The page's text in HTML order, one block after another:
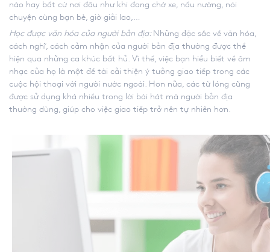
nào hay bất cứ nơi đâu như khi đang chờ xe, nấu nướng, nói
chuyện cùng bạn bè, giờ giải lao,…
Học được văn hóa của người bản địa: Những đặc sắc về văn hóa,
cách nghĩ, cách cảm nhận của người bản địa thường được thể
hiện qua những ca khúc bất hủ. Vì thế, việc bạn hiểu biết về âm
nhạc của họ là một đề tài cải thiện ý tưởng giao tiếp trong các
cuộc hội thoại với người nước ngoài. Hơn nữa, các từ lóng cũng
được sử dụng khá nhiều trong lời bài hát mà người bản địa
thường dùng, giúp cho việc giao tiếp trở nên tự nhiên hơn.